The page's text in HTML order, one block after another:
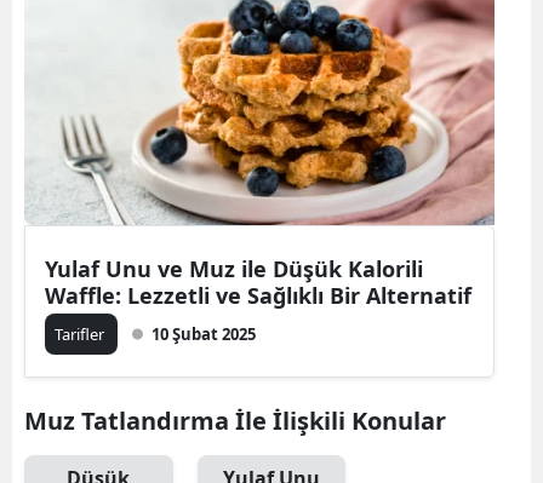
Bingöl
Bitlis
Bolu
Burdur
Çanakkale
Yulaf Unu ve Muz ile Düşük Kalorili
Waffle: Lezzetli ve Sağlıklı Bir Alternatif
Tarifler 10 Şubat 2025
Muz Tatlandırma İle İlişkili Konular